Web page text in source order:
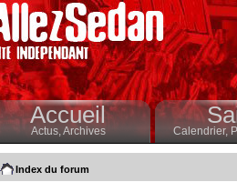
Accueil
Actus,Archives Calendrier,
Index du forum